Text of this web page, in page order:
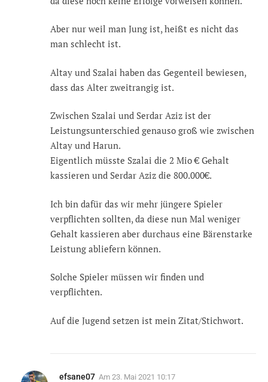
Aber nur weil man Jung ist, heißt es nicht das
man schlecht ist.
Altay und Szalai haben das Gegenteil bewiesen,
dass das Alter zweitrangig ist.
Zwischen Szalai und Serdar Aziz ist der
Leistungsunterschied genauso groß wie zwischen
Altay und Harun.
Eigentlich müsste Szalai die 2 Mio € Gehalt
kassieren und Serdar Aziz die 800.000€.
Ich bin dafür das wir mehr jüngere Spieler
verpflichten sollten, da diese nun Mal weniger
Gehalt kassieren aber durchaus eine Bärenstarke
Leistung abliefern können.
Solche Spieler müssen wir finden und
verpflichten.
Auf die Jugend setzen ist mein Zitat/Stichwort.
efsane07 Am 23. Mai 2021 10:17